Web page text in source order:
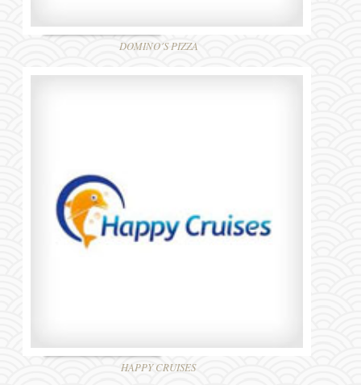
DOMINO´S PIZZA
HAPPY CRUISES